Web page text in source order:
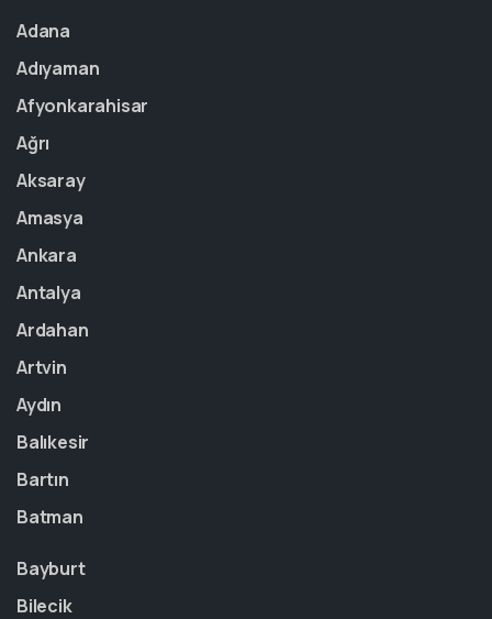
Adana
Adıyaman
Afyonkarahisar
Ağrı
Aksaray
Amasya
Ankara
Antalya
Ardahan
Artvin
Aydın
Balıkesir
Bartın
Batman
Bayburt
Bilecik